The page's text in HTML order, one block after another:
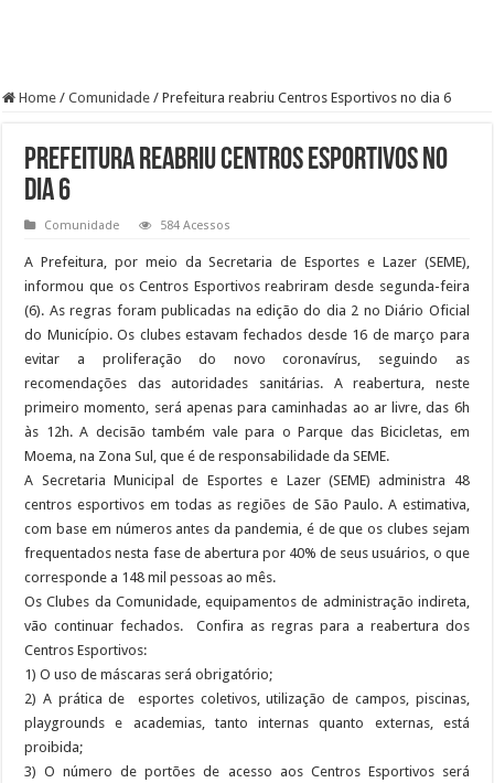
Home / Comunidade / Prefeitura reabriu Centros Esportivos no dia 6
Prefeitura reabriu Centros Esportivos no
dia 6
Comunidade 584 Acessos
A Prefeitura, por meio da Secretaria de Esportes e Lazer (SEME),
informou que os Centros Esportivos reabriram desde segunda-feira
(6). As regras foram publicadas na edição do dia 2 no Diário Oficial
do Município. Os clubes estavam fechados desde 16 de março para
evitar a proliferação do novo coronavírus, seguindo as
recomendações das autoridades sanitárias. A reabertura, neste
primeiro momento, será apenas para caminhadas ao ar livre, das 6h
às 12h. A decisão também vale para o Parque das Bicicletas, em
Moema, na Zona Sul, que é de responsabilidade da SEME.
A Secretaria Municipal de Esportes e Lazer (SEME) administra 48
centros esportivos em todas as regiões de São Paulo. A estimativa,
com base em números antes da pandemia, é de que os clubes sejam
frequentados nesta fase de abertura por 40% de seus usuários, o que
corresponde a 148 mil pessoas ao mês.
Os Clubes da Comunidade, equipamentos de administração indireta,
vão continuar fechados. Confira as regras para a reabertura dos
Centros Esportivos:
1) O uso de máscaras será obrigatório;
2) A prática de esportes coletivos, utilização de campos, piscinas,
playgrounds e academias, tanto internas quanto externas, está
proibida;
3) O número de portões de acesso aos Centros Esportivos será